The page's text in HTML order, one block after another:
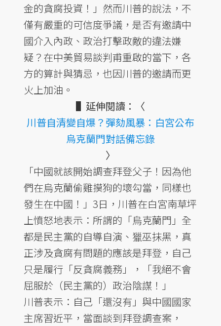
金的貪腐投資！」然而川普的說法，不
僅有嚴重的可信度爭議，是否有邀請中
國介入內政、政治打擊政敵的違法嫌
疑？在中美貿易談判甫重啟的當下，各
方的算計與猜忌，也因川普的邀請而更
火上加油。
▌延伸閱讀：〈
川普自清變自爆？彈劾風暴：白宮公布
烏克蘭門對話備忘錄
〉
「中國就該開始調查拜登父子！因為他
們在烏克蘭偷雞摸狗的壞勾當，同樣也
發生在中國！」3日，川普在白宮南草坪
上憤怒地表示：所謂的「烏克蘭門」全
都是民主黨的自導自演、獵巫抹黑，真
正涉及貪腐有問題的應該是拜登，自己
只是履行「反貪腐義務」，「我絕不會
屈服於（民主黨的）政治陰謀！」
川普表示：自己「還沒有」與中國國家
主席習近平，當面談到拜登調查案，